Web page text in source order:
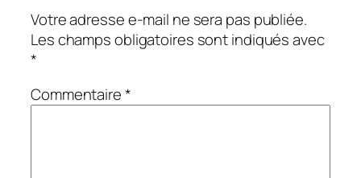
Votre adresse e-mail ne sera pas publiée.
Les champs obligatoires sont indiqués avec
*
Commentaire*